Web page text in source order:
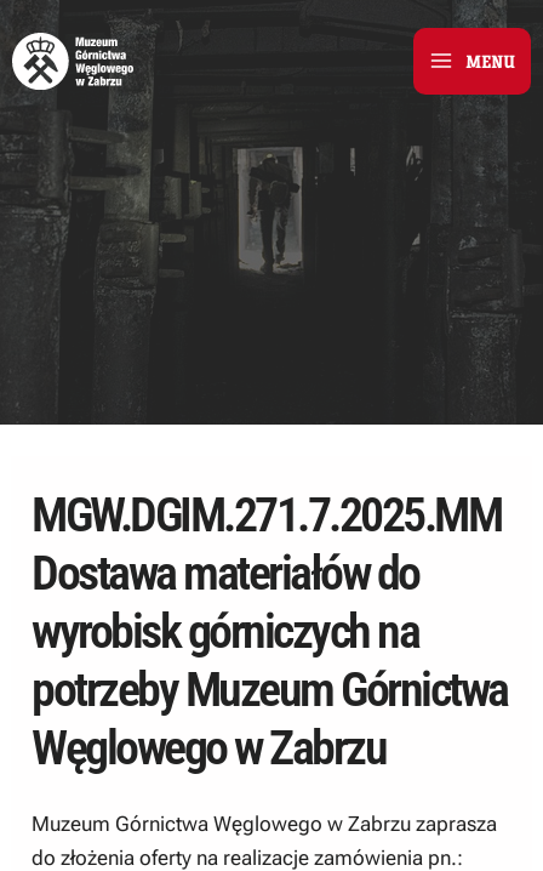
to
content
Main
MENU
MGW.DGIM.271.7.2025.MM
Dostawa materiałów do
wyrobisk górniczych na
potrzeby Muzeum Górnictwa
Węglowego w Zabrzu
Muzeum Górnictwa Węglowego w Zabrzu zaprasza
do złożenia oferty na realizacje zamówienia pn.: